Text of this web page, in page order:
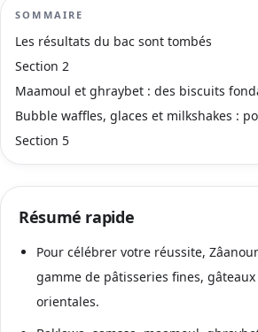
Résumé rapide
Pour célébrer votre réussite,
gamme de pâtisseries fines,
orientales.
SOMMAIRE
Les résultats du bac sont tombés
Section 2
Maamoul et ghraybet : des biscuits
Bubble waffles, glaces et milkshakes :
Section 5